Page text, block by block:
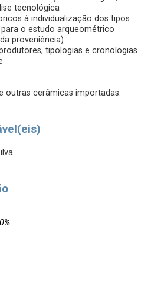
tecnológica
à individualização dos tipos
o estudo arqueométrico
proveniência)
tipologias e cronologias
outras cerâmicas importadas.